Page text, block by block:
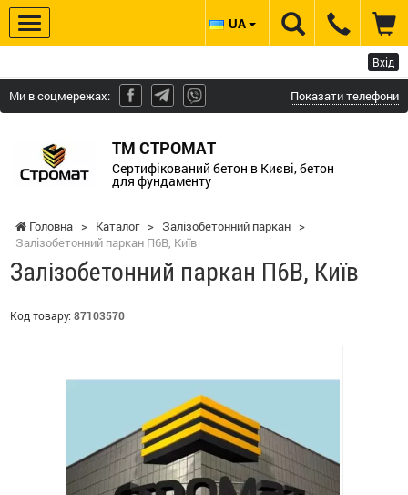
Вхід
Ми в соцмережах: Показати телефони
ТМ СТРОМАТ
Сертифікований бетон в Києві, бетон
для фундаменту
UA
Головна > Каталог > Залізобетонний паркан >
Залізобетонний паркан П6В, Київ
Залізобетонний паркан П6В, Київ
Код товару: 87103570